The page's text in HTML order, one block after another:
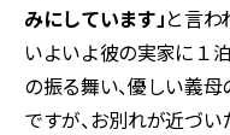
みにしています」と言わ
いよいよ彼の実家に１
の振る舞い、優しい義
ですが、お別れが近づい